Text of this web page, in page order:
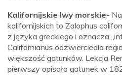
Kalifornijskie lwy morskie-
kalifornijskich to Zalophus
z języka greckiego i oznacza
Californianus odzwierciedla
większość gatunków. Lekcja
pierwszy opisała gatunek w